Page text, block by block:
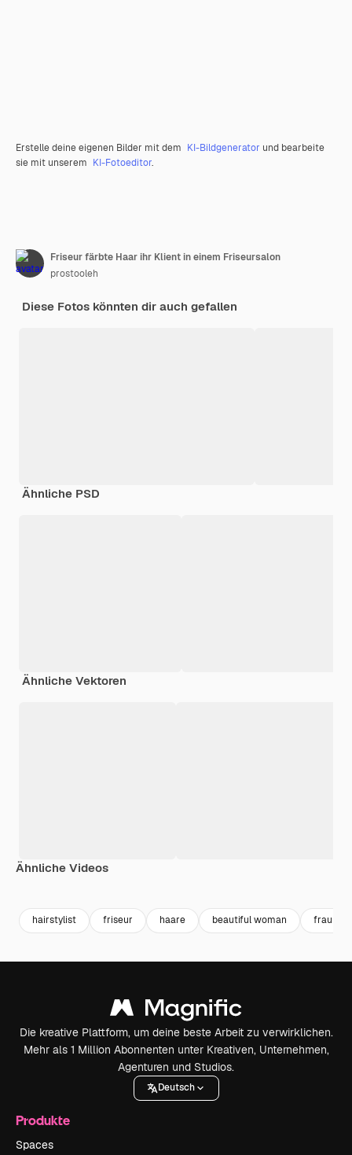
Erstelle deine eigenen Bilder mit dem KI-Bildgenerator und bearbeite
sie mit unserem KI-Fotoeditor.
Friseur färbte Haar ihr Klient in einem Friseursalon
prostooleh
Diese Fotos könnten dir auch gefallen
Ähnliche PSD
Ähnliche Vektoren
Ähnliche Videos
hairstylist friseur haare beautiful woman frau
Die kreative Plattform, um deine beste Arbeit zu verwirklichen.
Mehr als 1 Million Abonnenten unter Kreativen, Unternehmen,
Agenturen und Studios.
Deutsch
Produkte
Spaces